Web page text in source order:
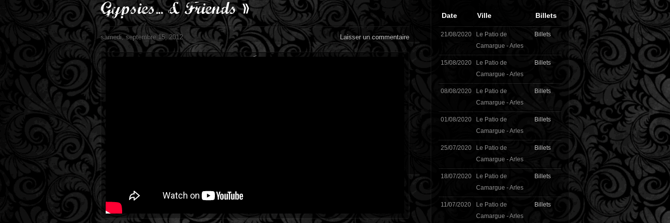
Gypsies… & Friends »
samedi, septembre 15, 2012 Laisser un commentaire
<
Date Ville Billets
21/08/2020
Le Patio de
Camargue - Arles
Billets
15/08/2020
Le Patio de
Camargue - Arles
Billets
08/08/2020
Le Patio de
Camargue - Arles
Billets
01/08/2020
Le Patio de
Camargue - Arles
Billets
25/07/2020
Le Patio de
Camargue - Arles
Billets
18/07/2020
Le Patio de
Camargue - Arles
Billets
11/07/2020
Le Patio de
Camargue - Arles
Billets